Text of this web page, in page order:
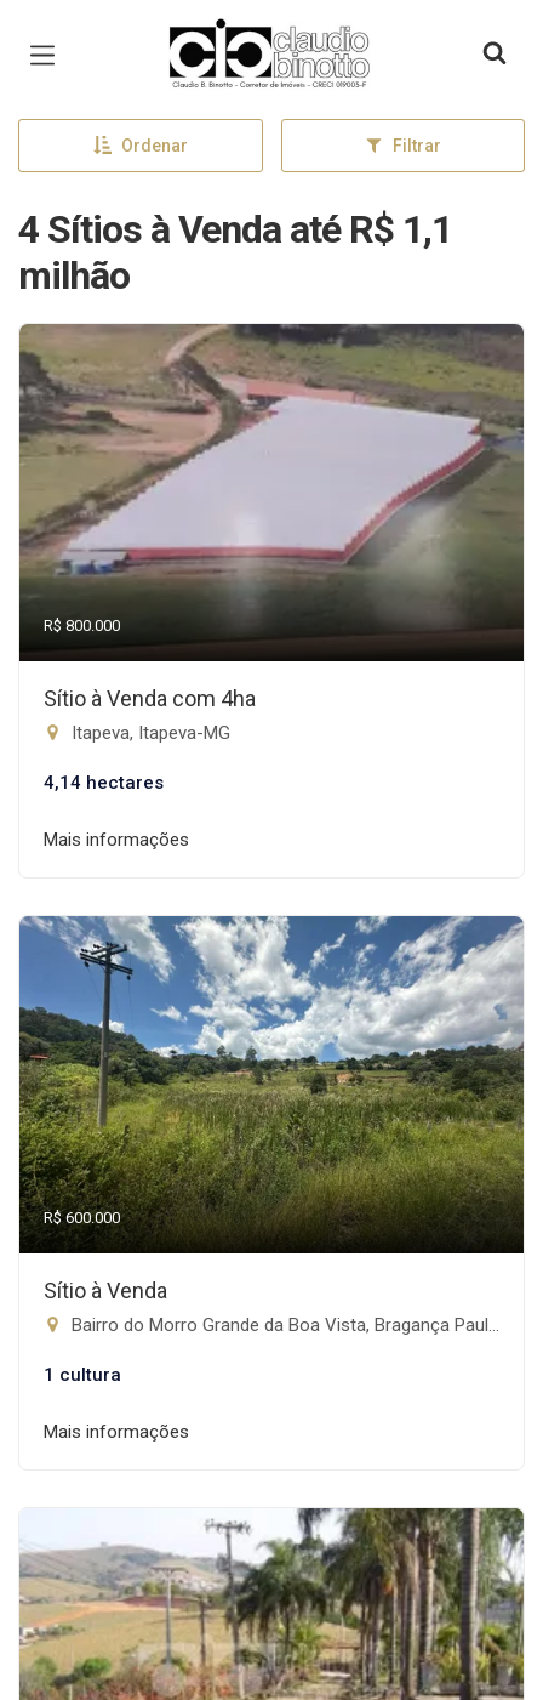
Página inicial
Ordenar Filtrar
4 Sítios à Venda até R$ 1,1
milhão
R$ 800.000
Sítio à Venda com 4ha
Itapeva, Itapeva-MG
4,14 hectares
Mais informações
R$ 600.000
Sítio à Venda
Bairro do Morro Grande da Boa Vista, Bragança Paulista-SP
1 cultura
Mais informações